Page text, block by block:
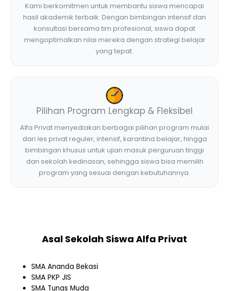
Kami berkomitmen untuk membantu siswa mencapai
hasil akademik terbaik. Dengan bimbingan intensif dan
konsultasi bersama tim profesional, siswa dapat
mengoptimalkan nilai mereka dengan strategi belajar
yang tepat.
Pilihan Program Lengkap & Fleksibel
Alfa Privat menyediakan berbagai pilihan program mulai
dari les privat reguler, intensif, karantina belajar, hingga
bimbingan khusus untuk ujian masuk perguruan tinggi
dan sekolah kedinasan, sehingga siswa bisa memilih
program yang sesuai dengan kebutuhannya.
Asal Sekolah Siswa Alfa Privat
SMA Ananda Bekasi
SMA PKP JIS
SMA Tunas Muda